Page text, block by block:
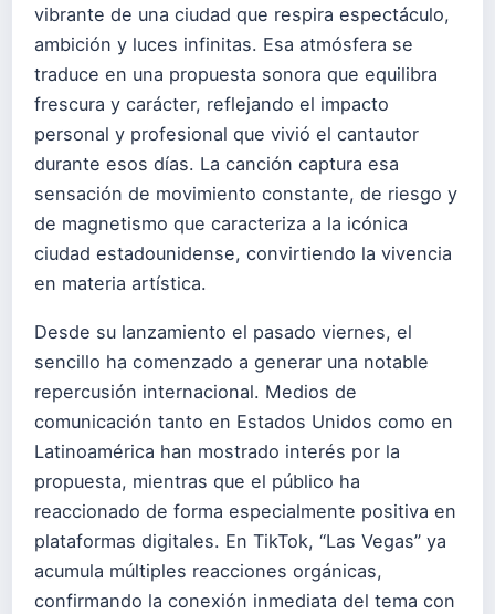
vibrante de una ciudad que respira espectáculo,
ambición y luces infinitas. Esa atmósfera se
traduce en una propuesta sonora que equilibra
frescura y carácter, reflejando el impacto
personal y profesional que vivió el cantautor
durante esos días. La canción captura esa
sensación de movimiento constante, de riesgo y
de magnetismo que caracteriza a la icónica
ciudad estadounidense, convirtiendo la vivencia
en materia artística.
Desde su lanzamiento el pasado viernes, el
sencillo ha comenzado a generar una notable
repercusión internacional. Medios de
comunicación tanto en Estados Unidos como en
Latinoamérica han mostrado interés por la
propuesta, mientras que el público ha
reaccionado de forma especialmente positiva en
plataformas digitales. En TikTok, “Las Vegas” ya
acumula múltiples reacciones orgánicas,
confirmando la conexión inmediata del tema con